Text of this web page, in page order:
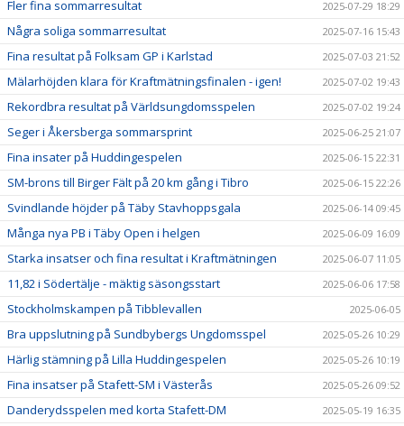
Fler fina sommarresultat 2025-07-29 18:29
Några soliga sommarresultat 2025-07-16 15:43
Fina resultat på Folksam GP i Karlstad 2025-07-03 21:52
Mälarhöjden klara för Kraftmätningsfinalen - igen! 2025-07-02 19:43
Rekordbra resultat på Världsungdomsspelen 2025-07-02 19:24
Seger i Åkersberga sommarsprint 2025-06-25 21:07
Fina insater på Huddingespelen 2025-06-15 22:31
SM-brons till Birger Fält på 20 km gång i Tibro 2025-06-15 22:26
Svindlande höjder på Täby Stavhoppsgala 2025-06-14 09:45
Många nya PB i Täby Open i helgen 2025-06-09 16:09
Starka insatser och fina resultat i Kraftmätningen 2025-06-07 11:05
11,82 i Södertälje - mäktig säsongsstart 2025-06-06 17:58
Stockholmskampen på Tibblevallen 2025-06-05
Bra uppslutning på Sundbybergs Ungdomsspel 2025-05-26 10:29
Härlig stämning på Lilla Huddingespelen 2025-05-26 10:19
Fina insatser på Stafett-SM i Västerås 2025-05-26 09:52
Danderydsspelen med korta Stafett-DM 2025-05-19 16:35